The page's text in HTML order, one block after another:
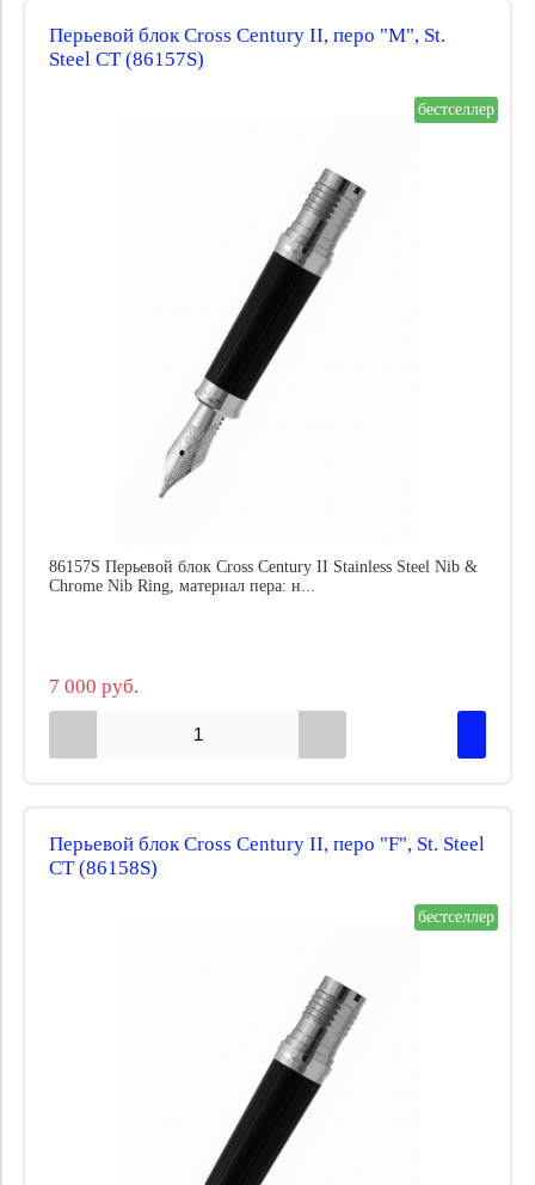
Перьевой блок Cross Century II, перо "M", St.
Steel CT (86157S)
бестселлер
86157S Перьевой блок Cross Century II Stainless Steel Nib &
Chrome Nib Ring, материал пера: н...
7 000 руб.
Перьевой блок Cross Century II, перо "F", St. Steel
CT (86158S)
бестселлер